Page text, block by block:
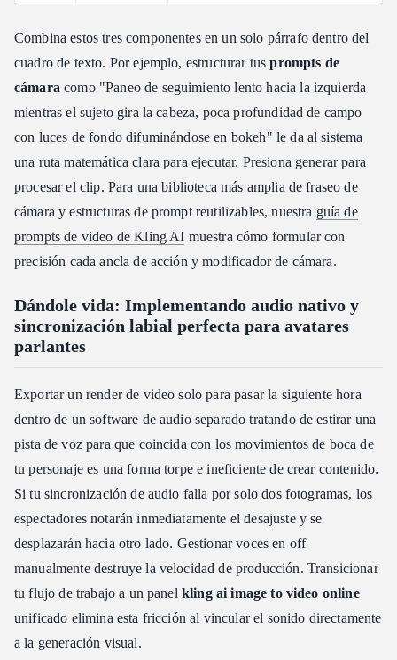
Combina estos tres componentes en un solo párrafo dentro del
cuadro de texto. Por ejemplo, estructurar tusprompts de
cámara como "Paneo de seguimiento lento hacia la izquierda
mientras el sujeto gira la cabeza, poca profundidad de campo
con luces de fondo difuminándose en bokeh" le da al sistema
una ruta matemática clara para ejecutar. Presiona generar para
procesar el clip. Para una biblioteca más amplia de fraseo de
cámara y estructuras de prompt reutilizables, nuestra guía de
prompts de video de Kling AI muestra cómo formular con
precisión cada ancla de acción y modificador de cámara.
Dándole vida: Implementando audio nativo y
sincronización labial perfecta para avatares
parlantes
Exportar un render de video solo para pasar la siguiente hora
dentro de un software de audio separado tratando de estirar una
pista de voz para que coincida con los movimientos de boca de
tu personaje es una forma torpe e ineficiente de crear contenido.
Si tu sincronización de audio falla por solo dos fotogramas, los
espectadores notarán inmediatamente el desajuste y se
desplazarán hacia otro lado. Gestionar voces en off
manualmente destruye la velocidad de producción. Transicionar
tu flujo de trabajo a un panel kling ai image to video online
unificado elimina esta fricción al vincular el sonido directamente
a la generación visual.